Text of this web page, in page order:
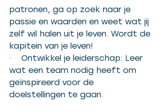
patronen, ga op zoek naar je
passie en waarden en weet wat jij
zelf wil halen uit je leven. Wordt de
kapitein van je leven!
·    Ontwikkel je leiderschap: Leer
wat een team nodig heeft om
geïnspireerd voor de
doelstellingen te gaan.